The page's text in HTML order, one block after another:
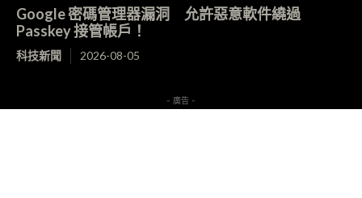
Google 密碼管理器漏洞 允許惡意軟件繞過
Passkey 接管帳戶！
科技新聞 2026-08-05
- 廣告 -